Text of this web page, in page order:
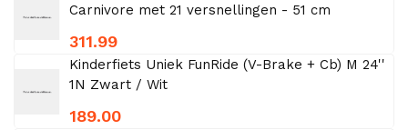
Carnivore met 21 versnellingen - 51 cm
311.99
Kinderfiets Uniek FunRide (V-Brake + Cb) M 24''
1N Zwart / Wit
189.00